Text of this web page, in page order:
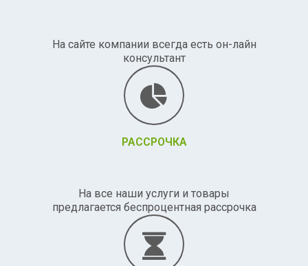
На сайте компании всегда есть он-лайн
консультант
РАССРОЧКА
На все наши услуги и товары
предлагается беспроцентная рассрочка